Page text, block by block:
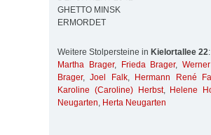
GHETTO MINSK
ERMORDET
Weitere Stolpersteine in Kielortallee 22:
Martha Brager, Frieda Brager,
Brager,Joel Falk, Hermann René
Karoline (Caroline) Herbst, Helene
Neugarten, Herta Neugarten